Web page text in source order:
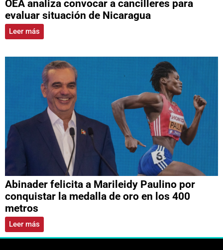
OEA analiza convocar a cancilleres para
evaluar situación de Nicaragua
Leer más
Abinader felicita a Marileidy Paulino por
conquistar la medalla de oro en los 400
metros
Leer más